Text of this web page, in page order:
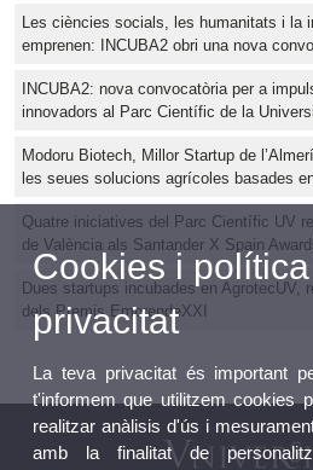
Les ciències socials, les humanitats i la
emprenen: INCUBA2 obri una nova
INCUBA2: nova convocatòria per a
innovadors al Parc Científic de la
Modoru Biotech, Millor Startup de
les seues solucions agrícoles basades
Quatre iniciatives del Parc Científic UV
de València als Santander X Spain
Dues startups incubades en AgrotecUV,
dels Premis EmprendeXXI
Cookies i
privacitat
La teva privacitat és important
t'informem que utilitzem cookies
realitzar anàlisis d'ús i
amb la finalitat de